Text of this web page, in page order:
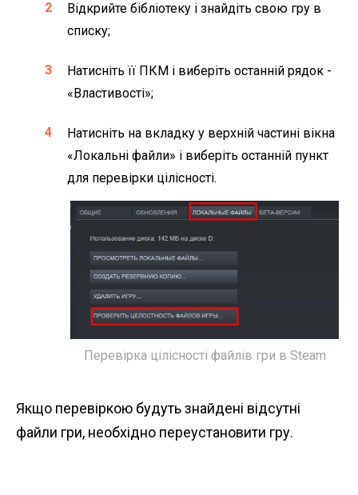
Відкрийте бібліотеку і знайдіть свою гру в
списку;
Натисніть її ПКМ і виберіть останній рядок -
«Властивості»;
Натисніть на вкладку у верхній частині вікна
«Локальні файли» і виберіть останній пункт
для перевірки цілісності.
Перевірка цілісності файлів гри в Steam
Якщо перевіркою будуть знайдені відсутні
файли гри, необхідно переустановити гру.